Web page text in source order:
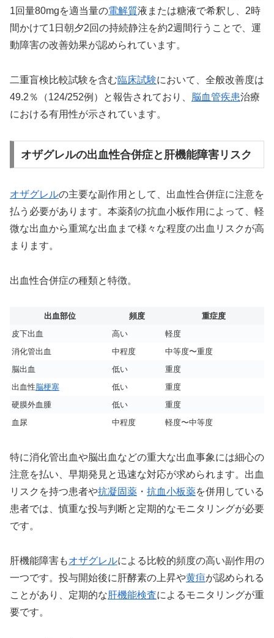
1回量80mgを適当量の電解質液または糖液で希釈し、2時
間かけて1日朝夕2回の持続静注を約2週間行うことで、運
動障害の改善効果が認められています。
二重盲検比較試験を含む臨床試験において、全般改善度は
49.2％（124/252例）と報告されており、
脳血管疾患治療
における有用性が示されています。
オザグレルの出血性合併症と肝機能障害リスク
オザグレルの主要な副作用として、出血性合併症に注意を
払う必要があります。本薬剤の抗血小板作用によって、軽
微な出血から重篤な出血まで様々な程度の出血リスクが高
まります。
出血性合併症の種類と特徴。
出血部位 頻度
重症度
皮下出血
高い
軽度
消化管出血
中程度
中等度〜重度
脳出血
低い
重度
出血性脳梗塞 低い
重度
硬膜外血腫
低い
重度
血尿
中程度 軽度〜中等度
特に消化管出血や脳出血などの重大な出血事象には細心の
注意を払い、早期発見と迅速な対応が求められます。出血
リスクを持つ患者や抗凝固薬 ・ 抗血小板薬を併用している
患者では、慎重な投与判断と定期的なモニタリングが必要
です。
肝機能障害もオザグレルによる比較的頻度の高い副作用の
一つです。投与開始後に肝酵素の上昇や黄疸が認められる
ことがあり、定期的な 肝機能検査によるモニタリングが重
要です。